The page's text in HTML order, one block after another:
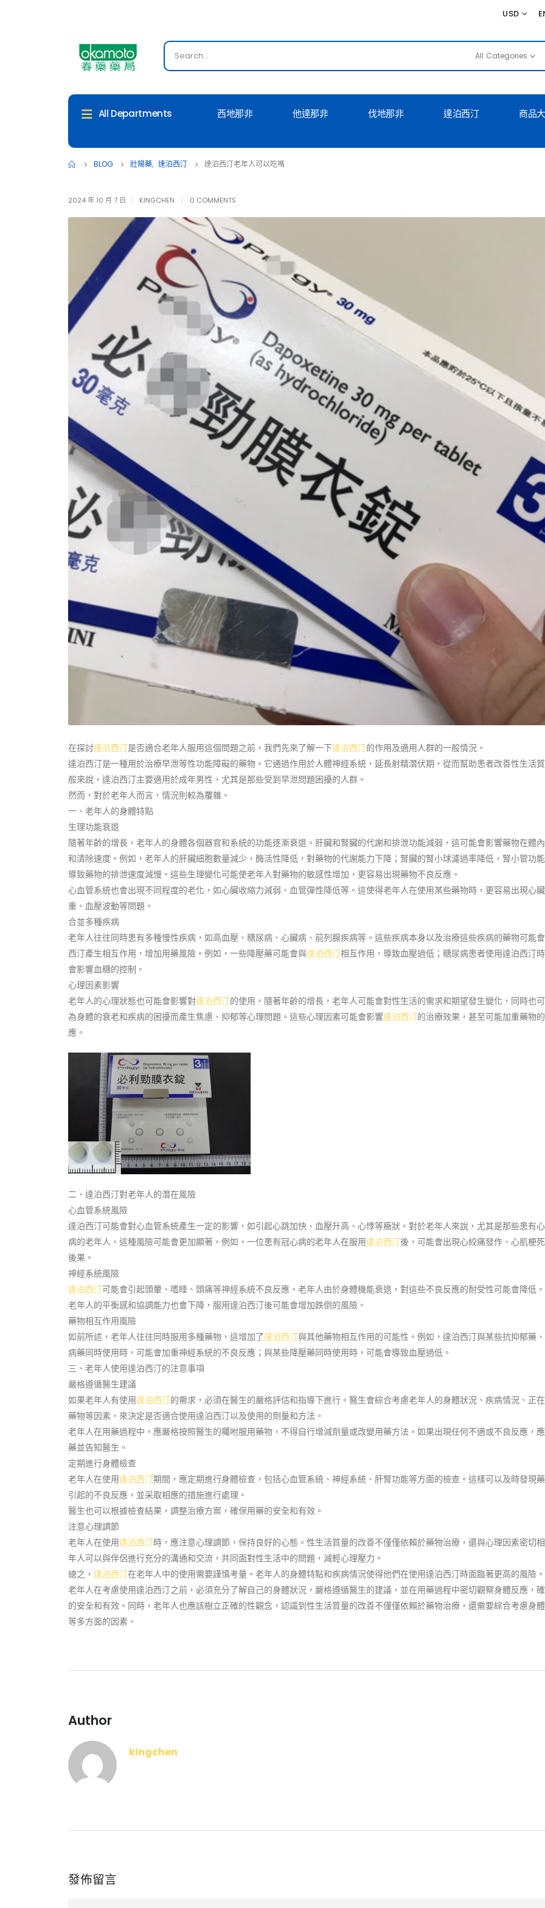
USD
All Categories
All Departments 西地那非 他達那非 伐地那非 達泊西汀 商品
BLOG 壯陽藥, 達泊西汀 達泊西汀老年人可以吃嗎
2024 年 10 月 7 日 KINGCHEN 0 COMMENTS
在探討達泊西汀是否適合老年人服用這個問題之前，我們先來了解一下達泊西汀的作用及適用人群的一般情況。
達泊西汀是一種用於治療早泄等性功能障礙的藥物。它通過作用於人體神經系統，延長射精潛伏期，從而幫助患者改善性生活
般來說，達泊西汀主要適用於成年男性，尤其是那些受到早泄問題困擾的人群。
然而，對於老年人而言，情況則較為覆雜。
一、老年人的身體特點
生理功能衰退
隨著年齡的增長，老年人的身體各個器官和系統的功能逐漸衰退。肝臟和腎臟的代謝和排泄功能減弱，這可能會影響藥物在體
和清除速度。例如，老年人的肝臟細胞數量減少，酶活性降低，對藥物的代謝能力下降；腎臟的腎小球濾過率降低，腎小管功
導致藥物的排泄速度減慢。這些生理變化可能使老年人對藥物的敏感性增加，更容易出現藥物不良反應。
心血管系統也會出現不同程度的老化，如心臟收縮力減弱、血管彈性降低等。這使得老年人在使用某些藥物時，更容易出現心
重、血壓波動等問題。
合並多種疾病
老年人往往同時患有多種慢性疾病，如高血壓、糖尿病、心臟病、前列腺疾病等。這些疾病本身以及治療這些疾病的藥物可能
西汀產生相互作用，增加用藥風險。例如，一些降壓藥可能會與達泊西汀相互作用，導致血壓過低；糖尿病患者使用達泊西汀
會影響血糖的控制。
心理因素影響
老年人的心理狀態也可能會影響對達泊西汀的使用。隨著年齡的增長，老年人可能會對性生活的需求和期望發生變化，同時也
為身體的衰老和疾病的困擾而產生焦慮、抑郁等心理問題。這些心理因素可能會影響達泊西汀的治療效果，甚至可能加重藥物
應。
二、達泊西汀對老年人的潛在風險
心血管系統風險
達泊西汀可能會對心血管系統產生一定的影響，如引起心跳加快、血壓升高、心悸等癥狀。對於老年人來說，尤其是那些患有
病的老年人，這種風險可能會更加顯著。例如，一位患有冠心病的老年人在服用達泊西汀後，可能會出現心絞痛發作、心肌梗
後果。
神經系統風險
達泊西汀可能會引起頭暈、嗜睡、頭痛等神經系統不良反應。老年人由於身體機能衰退，對這些不良反應的耐受性可能會降低
老年人的平衡感和協調能力也會下降，服用達泊西汀後可能會增加跌倒的風險。
藥物相互作用風險
如前所述，老年人往往同時服用多種藥物，這增加了達泊西汀與其他藥物相互作用的可能性。例如，達泊西汀與某些抗抑郁藥
病藥同時使用時，可能會加重神經系統的不良反應；與某些降壓藥同時使用時，可能會導致血壓過低。
三、老年人使用達泊西汀的注意事項
嚴格遵循醫生建議
如果老年人有使用達泊西汀的需求，必須在醫生的嚴格評估和指導下進行。醫生會綜合考慮老年人的身體狀況、疾病情況、正
藥物等因素，來決定是否適合使用達泊西汀以及使用的劑量和方法。
老年人在用藥過程中，應嚴格按照醫生的囑咐服用藥物，不得自行增減劑量或改變用藥方法。如果出現任何不適或不良反應，
藥並告知醫生。
定期進行身體檢查
老年人在使用達泊西汀期間，應定期進行身體檢查，包括心血管系統、神經系統、肝腎功能等方面的檢查。這樣可以及時發現
引起的不良反應，並采取相應的措施進行處理。
醫生也可以根據檢查結果，調整治療方案，確保用藥的安全和有效。
注意心理調節
老年人在使用達泊西汀時，應注意心理調節，保持良好的心態。性生活質量的改善不僅僅依賴於藥物治療，還與心理因素密切
年人可以與伴侶進行充分的溝通和交流，共同面對性生活中的問題，減輕心理壓力。
總之， 達泊西汀在老年人中的使用需要謹慎考量。老年人的身體特點和疾病情況使得他們在使用達泊西汀時面臨著更高的風險
老年人在考慮使用達泊西汀之前，必須充分了解自己的身體狀況，嚴格遵循醫生的建議，並在用藥過程中密切觀察身體反應，
的安全和有效。同時，老年人也應該樹立正確的性觀念，認識到性生活質量的改善不僅僅依賴於藥物治療，還需要綜合考慮身
等多方面的因素。
Author
kingchen
發佈留言